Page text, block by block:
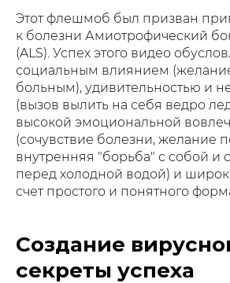
Этот флешмоб был призван
к болезни Амиотрофический
(ALS). Успех этого видео
социальным влиянием
больным), удивительностью и
(вызов вылить на себя ведро
высокой эмоциональной
(сочувствие болезни, желание
внутренняя "борьба" с собой и
перед холодной водой) и
счет простого и понятного
Создание
секреты успеха